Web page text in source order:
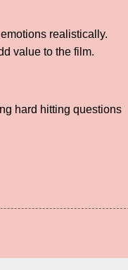
realistically.
value to the film.
hard hitting questions